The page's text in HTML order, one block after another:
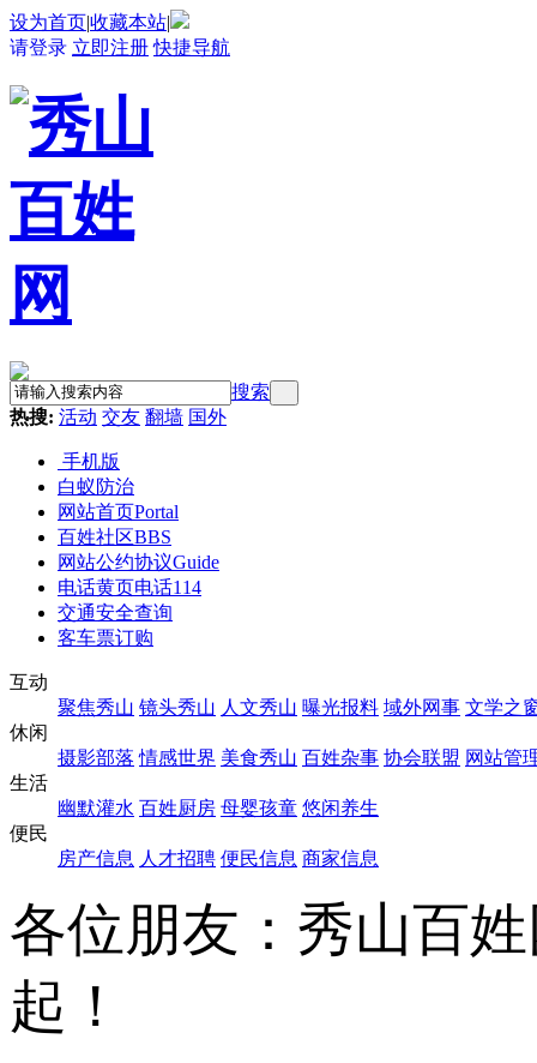
设为首页|收藏本站|
请登录 立即注册 快捷导航
搜索
热搜: 活动 交友 翻墙 国外
手机版
白蚁防治
网站首页Portal
百姓社区BBS
网站公约协议Guide
电话黄页电话114
交通安全查询
客车票订购
互动
聚焦秀山 镜头秀山 人文秀山 曝光报料 域外网事 文学之
休闲
摄影部落 情感世界 美食秀山 百姓杂事 协会联盟 网站管
生活
幽默灌水 百姓厨房 母婴孩童 悠闲养生
便民
房产信息 人才招聘 便民信息 商家信息
各位朋友：秀山百
起！